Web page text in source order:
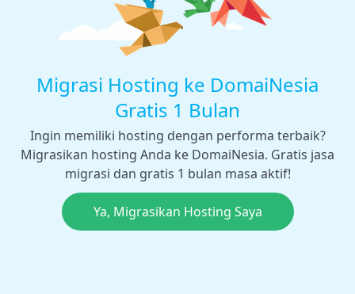
Migrasi Hosting ke DomaiNesia
Gratis 1 Bulan
Ingin memiliki hosting dengan performa terbaik?
Migrasikan hosting Anda ke DomaiNesia. Gratis jasa
migrasi dan gratis 1 bulan masa aktif!
Ya, Migrasikan Hosting Saya